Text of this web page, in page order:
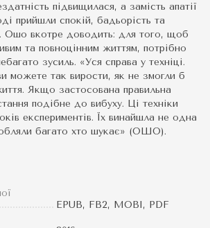
підвищилася, а замість апатії
прийшли спокій, бадьорість та
Ошо вкотре доводить: для того, щоб
та повноцінним життям, потрібно
зусиль. «Уся справа у техніці.
можете так вирости, як не змогли б
Якщо застосована правильна
подібне до вибуху. Ці техніки
експериментів. Їх винайшла не одна
багато хто шукає» (ОШО).
EPUB, FB2, MOBI, PDF